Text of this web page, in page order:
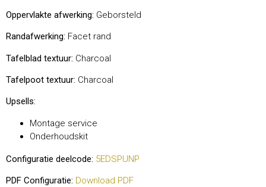
Oppervlakte afwerking: Geborsteld
Randafwerking: Facet rand
Tafelblad textuur: Charcoal
Tafelpoot textuur: Charcoal
Upsells:
Montage service
Onderhoudskit
Configuratie deelcode: 5EDSPUNP
PDF Configuratie: Download PDF